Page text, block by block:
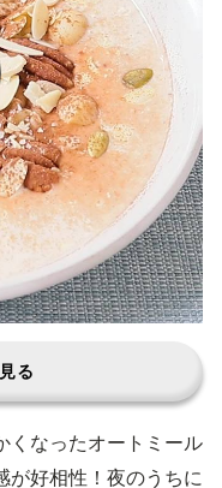
る
くなったオートミール
が好相性！夜のうちに